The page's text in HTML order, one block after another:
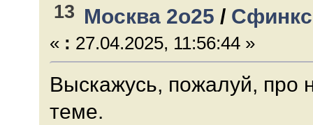
13 Москва 2о25 /
« : 27.04.2025, 11:56:44 »
Выскажусь, пожалуй, про
теме.